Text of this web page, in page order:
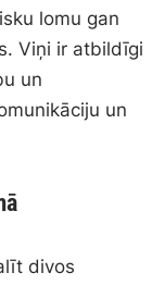
lomu gan
Viņi ir atbildīgi
un
un
divos